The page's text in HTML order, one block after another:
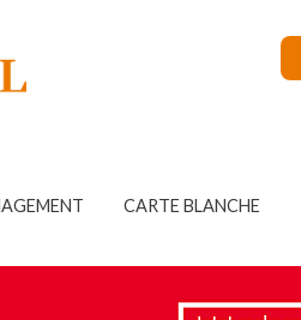
CARTE BLANCHE